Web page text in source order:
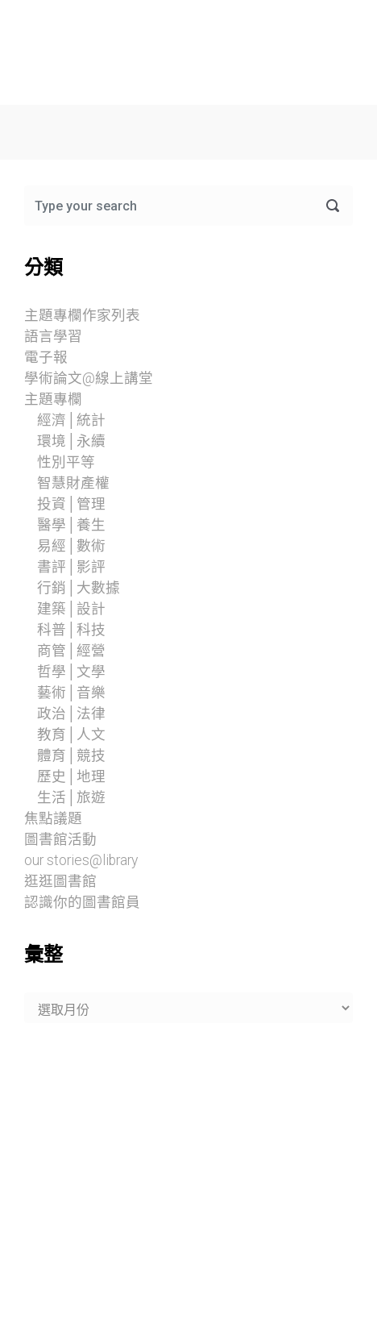
分類
主題專欄作家列表
語言學習
電子報
學術論文@線上講堂
主題專欄
經濟│統計
環境│永續
性別平等
智慧財產權
投資│管理
醫學│養生
易經│數術
書評│影評
行銷│大數據
建築│設計
科普│科技
商管│經營
哲學│文學
藝術│音樂
政治│法律
教育│人文
體育│競技
歷史│地理
生活│旅遊
焦點議題
圖書館活動
our stories@library
逛逛圖書館
認識你的圖書館員
彙整